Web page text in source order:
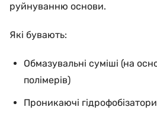
руйнуванню основи.
Які бувають:
Обмазувальні суміші (на
полімерів)
Проникаючі гідрофобізатори